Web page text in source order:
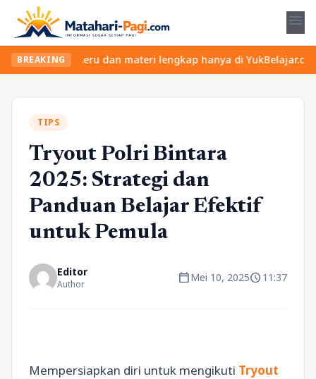
menu
BREAKING
kelas seru dan materi lengkap hanya di YukBelajar.com.
TIPS
Tryout Polri Bintara
2025: Strategi dan
Panduan Belajar Efektif
untuk Pemula
Editor
Author calendar_todayMei 10, 2025schedule11:37
Mempersiapkan diri untuk mengikuti Tryout